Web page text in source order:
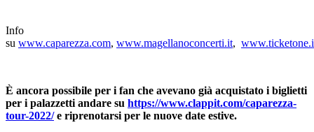
Info
su www.caparezza.com, www.magellanoconcerti.it,
È ancora possibile per i fan che avevano già acquistato i biglietti
per i palazzetti andare su https://www.clappit.com/caparezza-
tour-2022/ e riprenotarsi per le nuove date estive.